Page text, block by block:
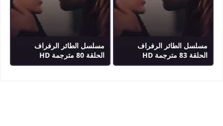
مسلسل الطائر الرفراف
الحلقة 83 مترجمة HD
مسلسل الطائر الرفراف
الحلقة 80 مترجمة HD